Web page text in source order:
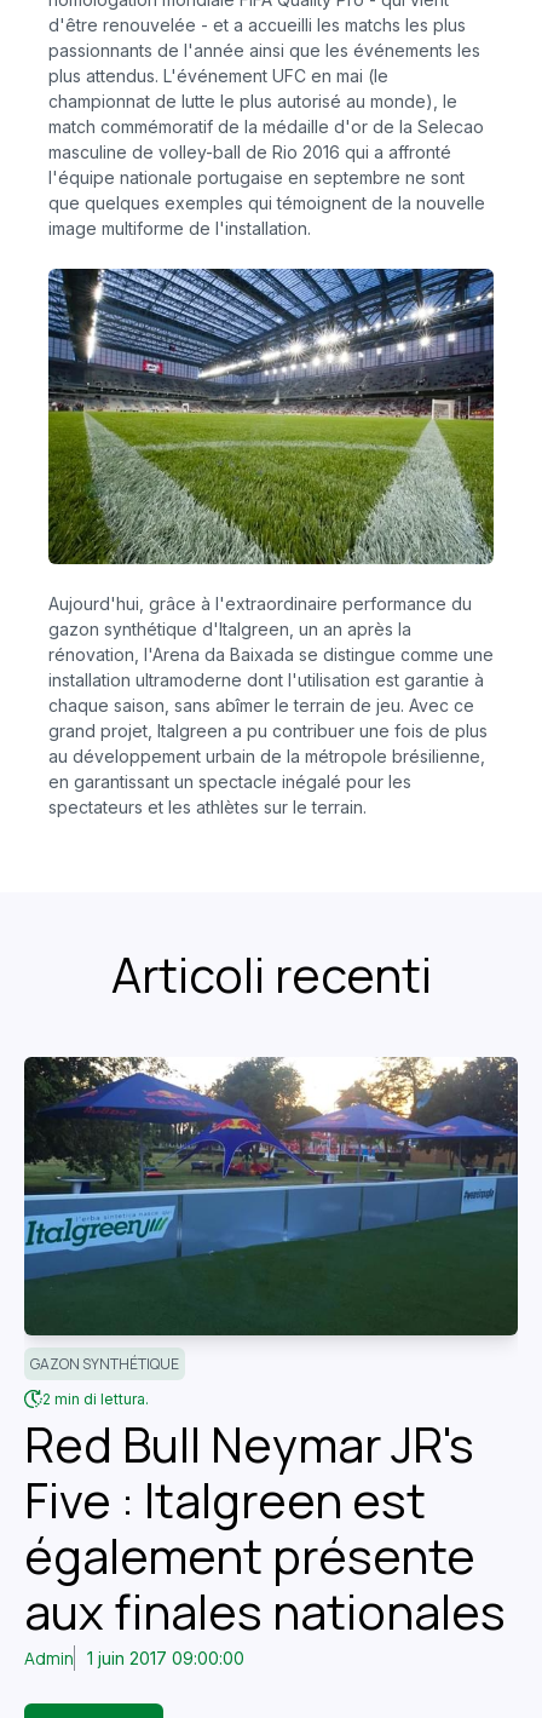
d'être renouvelée - et a accueilli les matchs les plus
passionnants de l'année ainsi que les événements les
plus attendus. L'événement UFC en mai (le
championnat de lutte le plus autorisé au monde), le
match commémoratif de la médaille d'or de la Selecao
masculine de volley-ball de Rio 2016 qui a affronté
l'équipe nationale portugaise en septembre ne sont
que quelques exemples qui témoignent de la nouvelle
image multiforme de l'installation.
Aujourd'hui, grâce à l'extraordinaire performance du
gazon synthétique d'Italgreen, un an après la
rénovation, l'Arena da Baixada se distingue comme une
installation ultramoderne dont l'utilisation est garantie à
chaque saison, sans abîmer le terrain de jeu. Avec ce
grand projet, Italgreen a pu contribuer une fois de plus
au développement urbain de la métropole brésilienne,
en garantissant un spectacle inégalé pour les
spectateurs et les athlètes sur le terrain.
Articoli recenti
GAZON SYNTHÉTIQUE
2 min di lettura.
Red Bull Neymar JR's
Five : Italgreen est
également présente
aux finales nationales
Admin 1 juin 2017 09:00:00